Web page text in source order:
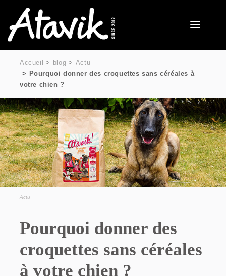
Accueil blog
Actu
Pourquoi donner des croquettes sans céréales à
votre chien ?
Actu
Pourquoi donner des
croquettes sans céréales
à votre chien ?